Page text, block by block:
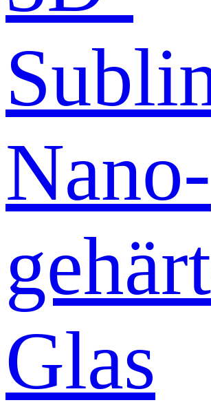
Nano-
Glas